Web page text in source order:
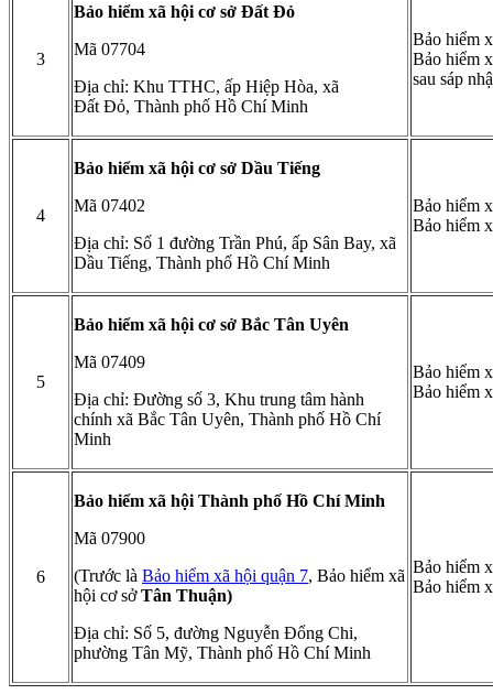
3
Bảo hiểm xã hội cơ sở Đất Đỏ
Mã 07704
Địa chỉ: Khu TTHC, ấp Hiệp Hòa, xã
Đất Đỏ, Thành phố Hồ Chí Minh
Bảo hiểm
Bảo hiểm
sau sáp
4
Bảo hiểm xã hội cơ sở Dầu Tiếng
Mã 07402
Địa chỉ: Số 1 đường Trần Phú, ấp Sân Bay, xã
Dầu Tiếng, Thành phố Hồ Chí Minh
Bảo hiểm
Bảo hiểm
5
Bảo hiểm xã hội cơ sở Bắc Tân Uyên
Mã 07409
Địa chỉ: Đường số 3, Khu trung tâm hành
chính xã Bắc Tân Uyên, Thành phố Hồ Chí
Minh
Bảo hiểm
Bảo hiểm
6
Bảo hiểm xã hội Thành phố Hồ Chí Minh
Mã 07900
(Trước là Bảo hiểm xã hội quận 7, Bảo hiểm xã
hội cơ sởTân Thuận)
Địa chỉ: Số 5, đường Nguyễn Đổng Chi,
phường Tân Mỹ, Thành phố Hồ Chí Minh
Bảo hiểm
Bảo hiểm